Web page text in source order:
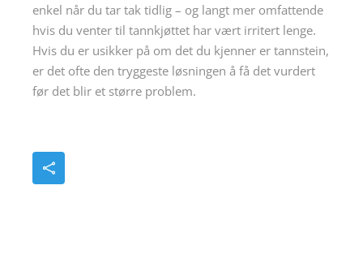
enkel når du tar tak tidlig – og langt mer omfattende
hvis du venter til tannkjøttet har vært irritert lenge.
Hvis du er usikker på om det du kjenner er tannstein,
er det ofte den tryggeste løsningen å få det vurdert
før det blir et større problem.